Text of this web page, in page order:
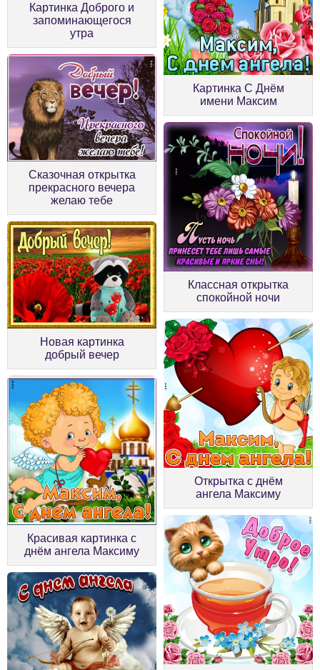
Картинка Доброго и
запоминающегося
утра
Картинка С Днём
имени Максим
Сказочная открытка
прекрасного вечера
желаю тебе
Классная открытка
спокойной ночи
Новая картинка
добрый вечер
Открытка с днём
ангела Максиму
Красивая картинка с
днём ангела Максиму